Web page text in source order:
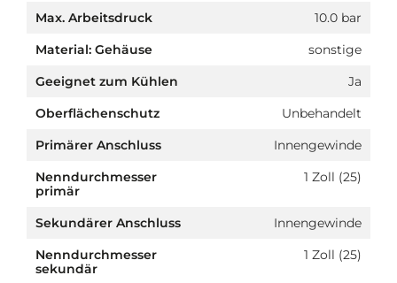
Max. Arbeitsdruck
10.0 bar
Material: Gehäuse
sonstige
Geeignet zum Kühlen
Ja
Oberflächenschutz
Unbehandelt
Primärer Anschluss
Innengewinde
Nenndurchmesser
primär
1 Zoll (25)
Sekundärer Anschluss
Innengewinde
Nenndurchmesser
sekundär
1 Zoll (25)